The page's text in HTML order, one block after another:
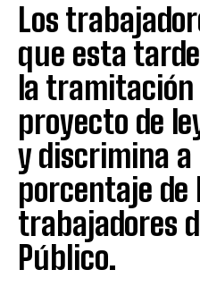
Los
que esta
la tramitación
proyecto de
y discrimina
porcentaje de
trabajadores
Público.